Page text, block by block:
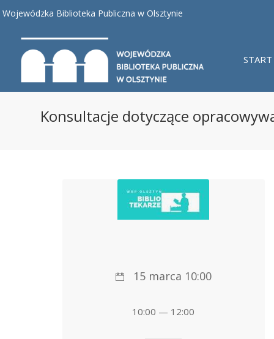
Wojewódzka Biblioteka Publiczna w Olsztynie
START
Konsultacje dotyczące
15 marca 10:00
10:00 — 12:00